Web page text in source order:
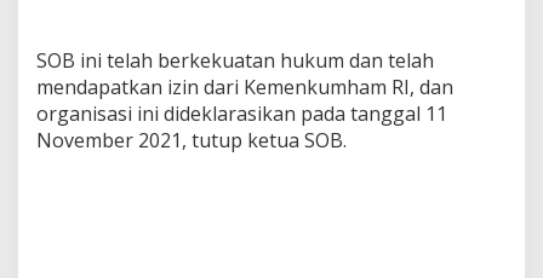
SOB ini telah berkekuatan hukum dan telah
mendapatkan izin dari Kemenkumham RI, dan
organisasi ini dideklarasikan pada tanggal 11
November 2021, tutup ketua SOB.